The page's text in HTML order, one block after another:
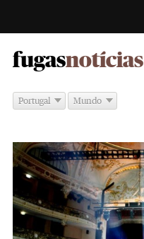
fugas -
notícias
Portugal Mundo